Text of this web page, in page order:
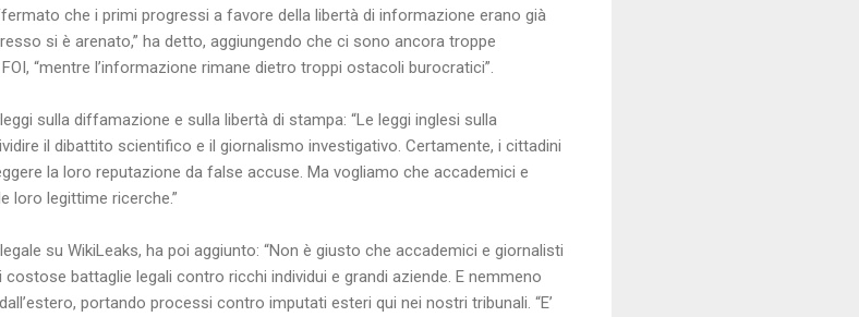
che i primi progressi a favore della libertà di informazione erano già
si è arenato,” ha detto, aggiungendo che ci sono ancora troppe
“mentre l’informazione rimane dietro troppi ostacoli burocratici”.
sulla diffamazione e sulla libertà di stampa: “Le leggi inglesi sulla
il dibattito scientifico e il giornalismo investigativo. Certamente, i cittadini
la loro reputazione da false accuse. Ma vogliamo che accademici e
loro legittime ricerche.”
su WikiLeaks, ha poi aggiunto: “Non è giusto che accademici e giornalisti
battaglie legali contro ricchi individui e grandi aziende. E nemmeno
portando processi contro imputati esteri qui nei nostri tribunali. “E’